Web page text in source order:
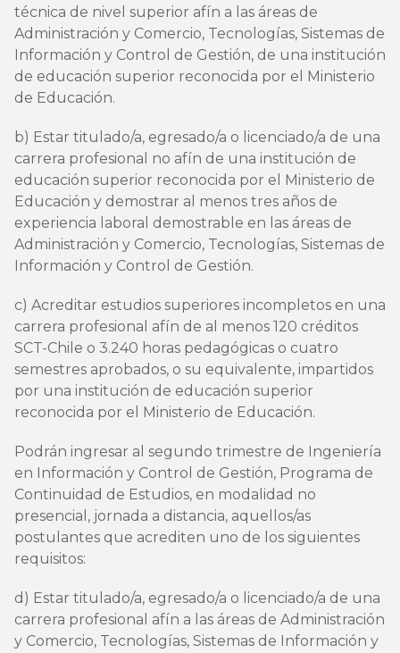
técnica de nivel superior afín a las áreas de
Administración y Comercio, Tecnologías, Sistemas de
Información y Control de Gestión, de una institución
de educación superior reconocida por el Ministerio
de Educación.
b) Estar titulado/a, egresado/a o licenciado/a de una
carrera profesional no afín de una institución de
educación superior reconocida por el Ministerio de
Educación y demostrar al menos tres años de
experiencia laboral demostrable en las áreas de
Administración y Comercio, Tecnologías, Sistemas de
Información y Control de Gestión.
c) Acreditar estudios superiores incompletos en una
carrera profesional afín de al menos 120 créditos
SCT-Chile o 3.240 horas pedagógicas o cuatro
semestres aprobados, o su equivalente, impartidos
por una institución de educación superior
reconocida por el Ministerio de Educación.
Podrán ingresar al segundo trimestre de Ingeniería
en Información y Control de Gestión, Programa de
Continuidad de Estudios, en modalidad no
presencial, jornada a distancia, aquellos/as
postulantes que acrediten uno de los siguientes
requisitos:
d) Estar titulado/a, egresado/a o licenciado/a de una
carrera profesional afín a las áreas de Administración
y Comercio, Tecnologías, Sistemas de Información y